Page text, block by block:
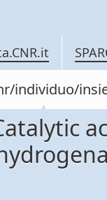
individuo/